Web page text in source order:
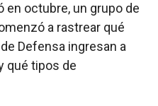
en octubre, un grupo de
a rastrear qué
Defensa ingresan a
qué tipos de